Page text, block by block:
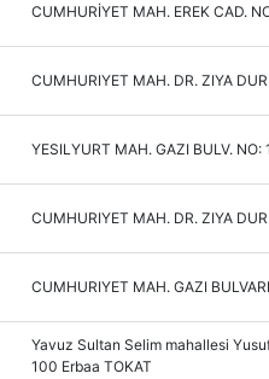
CUMHURİYET MAH. EREK CAD.
CUMHURIYET MAH. DR. ZIYA
YESILYURT MAH. GAZI BULV. NO:
CUMHURIYET MAH. DR. ZIYA
CUMHURIYET MAH. GAZI
Yavuz Sultan Selim mahallesi
100 Erbaa TOKAT